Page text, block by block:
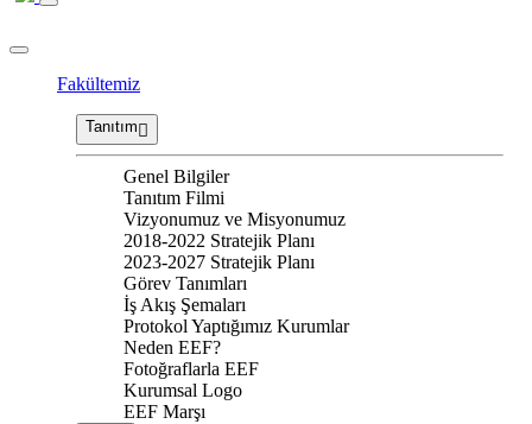
Fakültemiz
Tanıtım
Genel Bilgiler
Tanıtım Filmi
Vizyonumuz ve Misyonumuz
2018-2022 Stratejik Planı
2023-2027 Stratejik Planı
Görev Tanımları
İş Akış Şemaları
Protokol Yaptığımız Kurumlar
Neden EEF?
Fotoğraflarla EEF
Kurumsal Logo
EEF Marşı